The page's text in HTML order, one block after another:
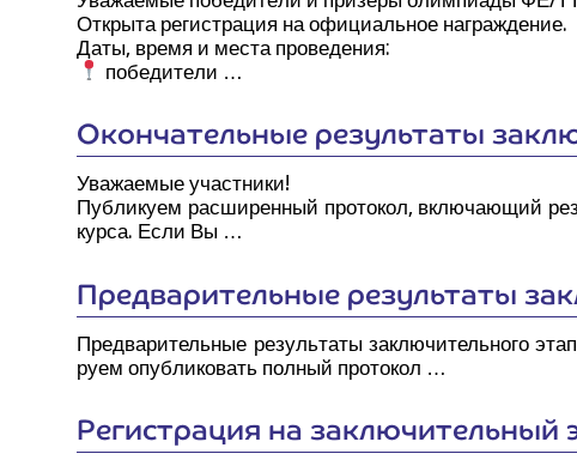
Откры­та реги­стра­ция на офи­ци­аль­ное награждение.
Даты, вре­мя и места проведения:
побе­ди­те­ли …
Окон­ча­тель­ные резуль­та­ты
Ува­жа­е­мые участ­ни­ки!
Пуб­ли­ку­ем рас­ши­рен­ный про­то­кол, вклю­ча­ю­щий
кур­са. Если Вы …
Пред­ва­ри­тель­ные резуль­та­ты
Пред­ва­ри­тель­ные резуль­та­ты заклю­чи­тель­но­го
ру­ем опуб­ли­ко­вать пол­ный протокол …
Реги­стра­ция на заклю­чи­тель­ный